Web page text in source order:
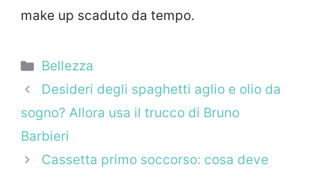
make up scaduto da tempo.
Categorie
Bellezza
Desideri degli spaghetti aglio e olio da
sogno? Allora usa il trucco di Bruno
Barbieri
Cassetta primo soccorso: cosa deve